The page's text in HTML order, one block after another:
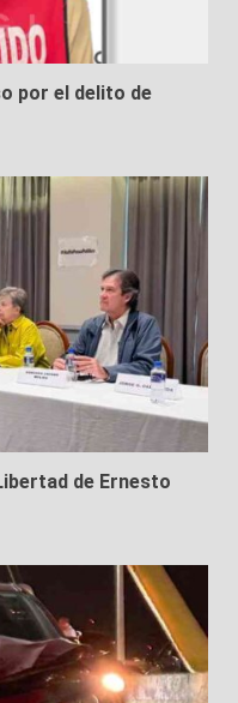
por el delito de
de Ernesto